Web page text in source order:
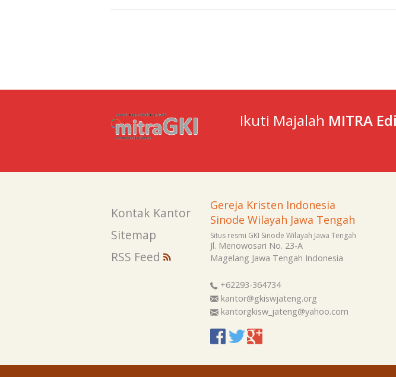
Ikuti Majalah MITRA
Kontak Kantor
Sitemap
RSS Feed
Gereja Kristen Indonesia
Sinode Wilayah Jawa Tengah
Situs resmi GKI Sinode Wilayah Jawa Tengah
Jl. Menowosari No. 23-A
Magelang Jawa Tengah Indonesia
+62293-364734
kantor@gkiswjateng.org
kantorgkisw_jateng@yahoo.com